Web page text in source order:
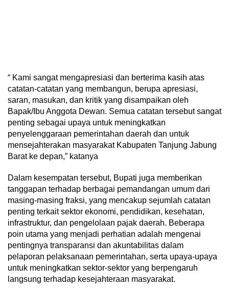
“ Kami sangat mengapresiasi dan berterima kasih atas
catatan-catatan yang membangun, berupa apresiasi,
saran, masukan, dan kritik yang disampaikan oleh
Bapak/Ibu Anggota Dewan. Semua catatan tersebut sangat
penting sebagai upaya untuk meningkatkan
penyelenggaraan pemerintahan daerah dan untuk
mensejahterakan masyarakat Kabupaten Tanjung Jabung
Barat ke depan,” katanya
Dalam kesempatan tersebut, Bupati juga memberikan
tanggapan terhadap berbagai pemandangan umum dari
masing-masing fraksi, yang mencakup sejumlah catatan
penting terkait sektor ekonomi, pendidikan, kesehatan,
infrastruktur, dan pengelolaan pajak daerah. Beberapa
poin utama yang menjadi perhatian adalah mengenai
pentingnya transparansi dan akuntabilitas dalam
pelaporan pelaksanaan pemerintahan, serta upaya-upaya
untuk meningkatkan sektor-sektor yang berpengaruh
langsung terhadap kesejahteraan masyarakat.